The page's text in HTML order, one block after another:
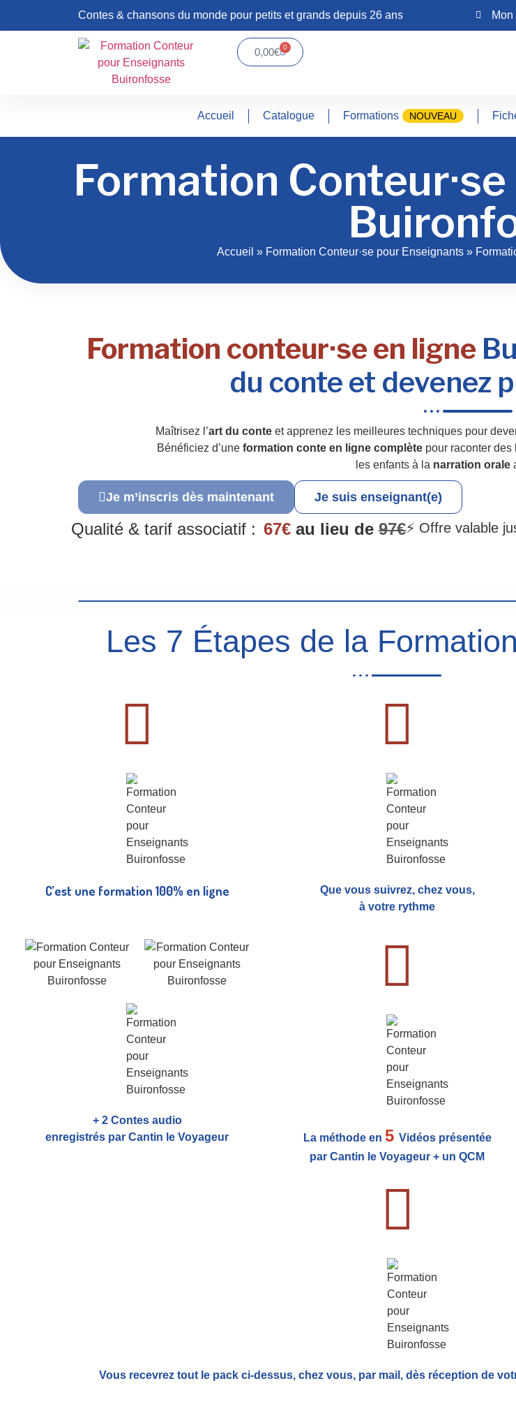
Contes & chansons du monde pour petits et grands depuis 26 ans
0,00€ 0
Accueil Catalogue Formations NOUVEAU
Formation
Accueil » Formation Conteur·se pour Enseignants »
Formation conteur·se en ligne
du conte et devenez
Maîtrisez l’art du conte et apprenez les meilleures techniques pour
Bénéficiez d’une formation conte en ligne complètepour raconter des
les enfants à la narration orale
Je m’inscris dès maintenant Je suis enseignant(e)
Qualité & tarif associatif : 67€ au lieu de 97€⚡ Offre valable
Les 7 Étapes de la
C’est une formation 100% en ligne
Que vous suivrez, chez vous,
à votre rythme
+ 2 Contes audio
enregistrés par Cantin le Voyageur
La méthode en 5 Vidéos présentée
par Cantin le Voyageur + un QCM
Vous recevrez tout le pack ci-dessus, chez vous, par mail, dès réception de